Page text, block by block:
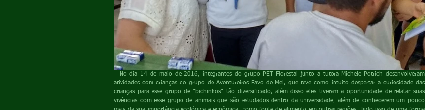
atividades com crianças do grupo de Aventureiros Favo de Mel, que teve como intuito despertar a curiosidade das
crianças para esse grupo de "bichinhos" tão diversificado, além disso eles tiveram a oportunidade de relatar suas
vivências com esse grupo de animais que são estudados dentro da universidade, além de conhecerem um pouco